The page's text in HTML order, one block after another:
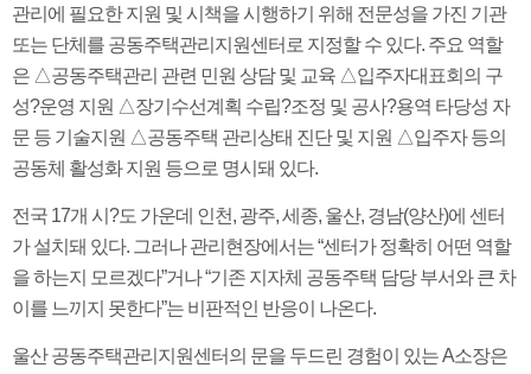
관리에 필요한 지원 및 시책을 시행하기 위해 전문성을 가진 기관
또는 단체를 공동주택관리지원센터로 지정할 수 있다. 주요 역할
은 △공동주택관리 관련 민원 상담 및 교육 △입주자대표회의 구
성?운영 지원 △장기수선계획 수립?조정 및 공사?용역 타당성 자
문 등 기술지원 △공동주택 관리상태 진단 및 지원 △입주자 등의
공동체 활성화 지원 등으로 명시돼 있다.
전국 17개 시?도 가운데 인천, 광주, 세종, 울산, 경남(양산)에 센터
가 설치돼 있다. 그러나 관리현장에서는 “센터가 정확히 어떤 역할
을 하는지 모르겠다”거나 “기존 지자체 공동주택 담당 부서와 큰 차
이를 느끼지 못한다”는 비판적인 반응이 나온다.
울산 공동주택관리지원센터의 문을 두드린 경험이 있는 A소장은